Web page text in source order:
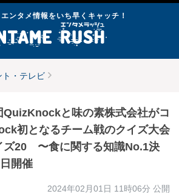
ンタメ情報をいち早くキャッチ！
ト・テレビ
QuizKnockと味の素株式会社がコ
初となるチーム戦のクイズ大会
20 〜食に関する知識No.1決
開催
2024年02月01日 11時06分 公開